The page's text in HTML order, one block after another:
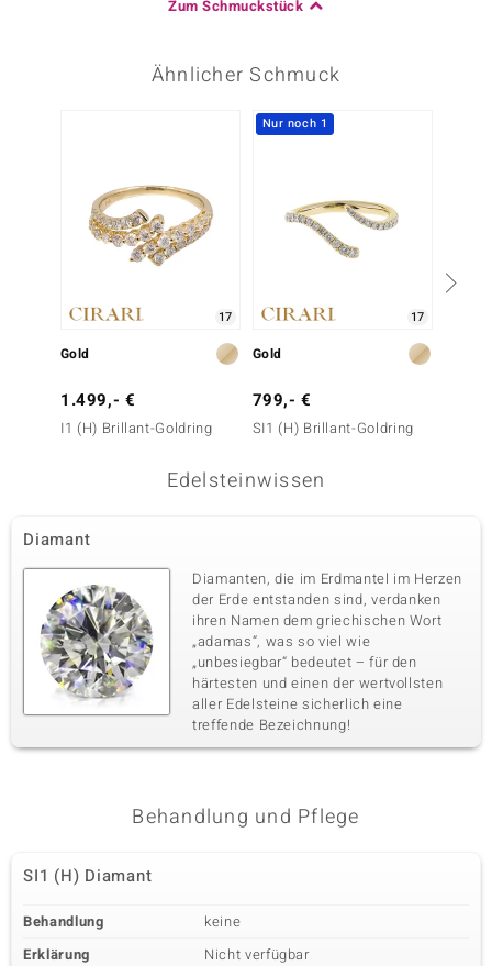
Zum Schmuckstück
Ähnlicher Schmuck
17
Gold
1.499,- €
I1 (H) Brillant-Goldring
Nur noch 1
17
Gold
799,- €
SI1 (H) Brillant-Goldring
Edelsteinwissen
Diamant
Diamanten, die im Erdmantel im Herzen
der Erde entstanden sind, verdanken
ihren Namen dem griechischen Wort
„adamas“, was so viel wie
„unbesiegbar“ bedeutet – für den
härtesten und einen der wertvollsten
aller Edelsteine sicherlich eine
treffende Bezeichnung!
Behandlung und Pflege
SI1 (H) Diamant
Behandlung
keine
Erklärung
Nicht verfügbar